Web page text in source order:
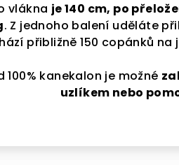
vlákna je 140 cm, po
. Z jednoho balení uděláte
přibližně 150 copánků
100% kanekalon je možné
uzlíkem nebo